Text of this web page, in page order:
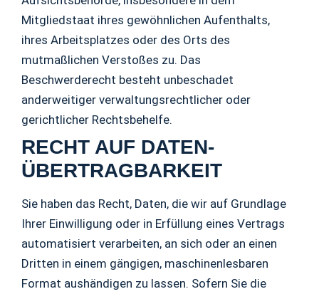
Mitgliedstaat ihres gewöhnlichen Aufenthalts,
ihres Arbeitsplatzes oder des Orts des
mutmaßlichen Verstoßes zu. Das
Beschwerderecht besteht unbeschadet
anderweitiger verwaltungsrechtlicher oder
gerichtlicher Rechtsbehelfe.
RECHT AUF DATEN­
ÜBERTRAG­BARKEIT
Sie haben das Recht, Daten, die wir auf Grundlage
Ihrer Einwilligung oder in Erfüllung eines Vertrags
automatisiert verarbeiten, an sich oder an einen
Dritten in einem gängigen, maschinenlesbaren
Format aushändigen zu lassen. Sofern Sie die